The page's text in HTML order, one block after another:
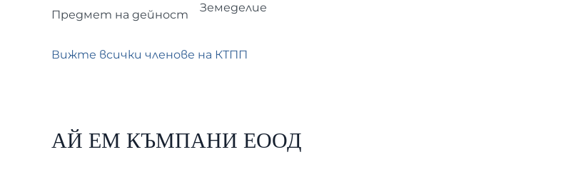
Предмет на дейност
Земеделие
Вижте всички членове на КТПП
АЙ ЕМ КЪМПАНИ ЕООД